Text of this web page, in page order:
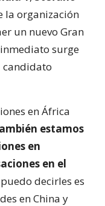
la organización
un nuevo Gran
surge
candidato
en África
estamos
en
en el
decirles es
en China y